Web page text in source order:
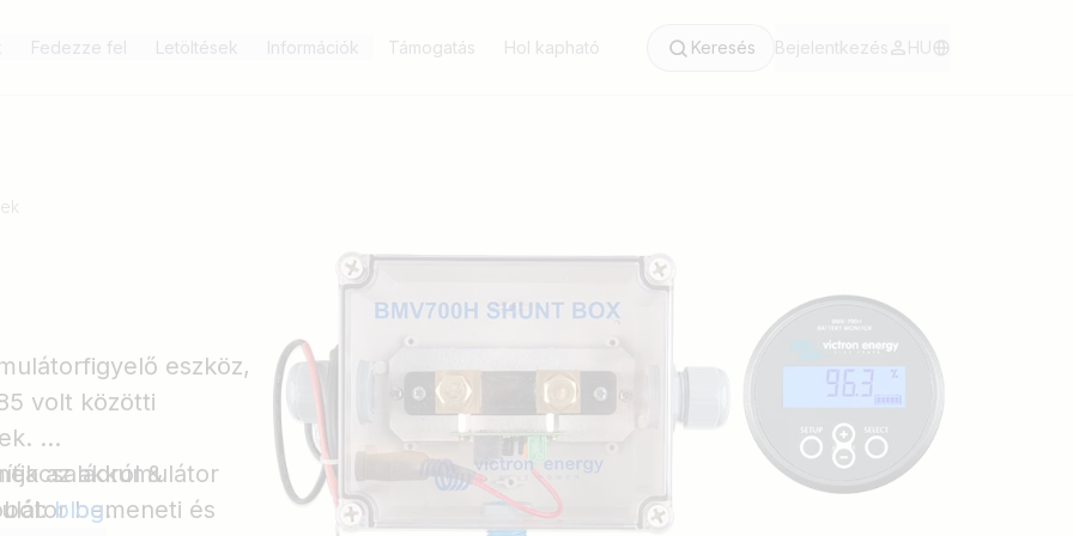
Fedezze fel Letöltések Információk Támogatás Hol kapható Keresés Bejelentkezés HU
eszköz,
volt közötti
az akkumulátor
bemeneti és
&
blog.